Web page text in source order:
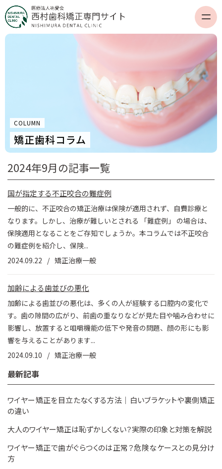
COLUMN
矯正歯科コラム
2024年9月の記事一覧
国が指定する不正咬合の難症例
一般的に、不正咬合の矯正治療は保険が適用されず、自費診療と
なります。しかし、治療が難しいとされる 「難症例」 の場合は、
保険適用となることをご存知でしょうか。本コラムでは不正咬合
の難症例を紹介し、保険...
2024.09.22
矯正治療一般
加齢による歯並びの悪化
加齢による歯並びの悪化は、多くの人が経験する口腔内の変化で
す。歯の隙間の広がり、前歯の重なりなどが見た目や噛み合わせに
影響し、放置すると咀嚼機能の低下や発音の問題、顔の形にも影
響を与えることがあります...
2024.09.10
矯正治療一般
最新記事
ワイヤー矯正を目立たなくする方法｜白いブラケットや裏側矯正
の違い
大人のワイヤー矯正は恥ずかしくない？実際の印象と対策を解説
ワイヤー矯正で歯がぐらつくのは正常？危険なケースとの見分け
方